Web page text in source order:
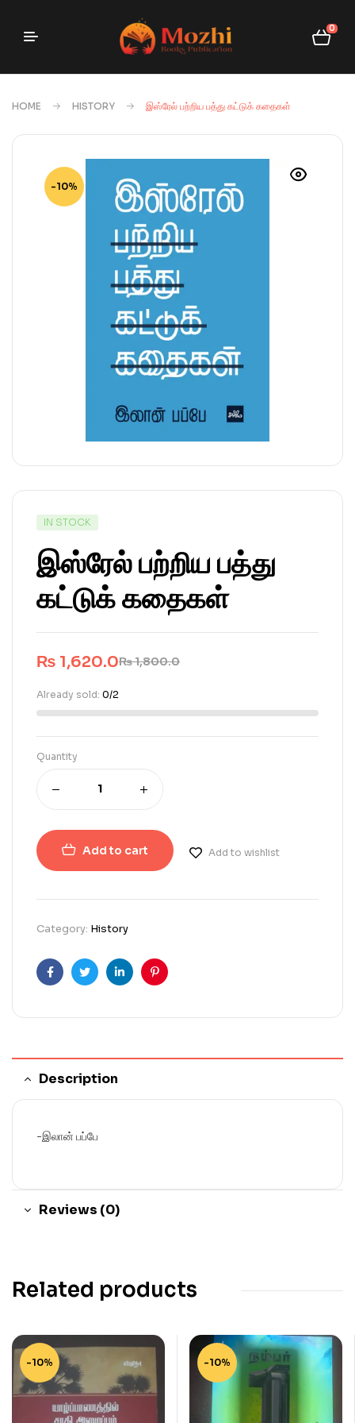
0
HOME HISTORY இஸ்ரேல் பற்றிய பத்து கட்டுக் கதைகள்
-10%
IN STOCK
இஸ்ரேல் பற்றிய பத்து
கட்டுக் கதைகள்
₨1,800.0
₨ 1,620.0
Already sold: 0/2
Quantity
Add to cart Add to wishlist
Category: History
FacebookTwitterLinkedinPinterest
Description
-இலான் பப்பே
Reviews (0)
Related products
-10% -10%